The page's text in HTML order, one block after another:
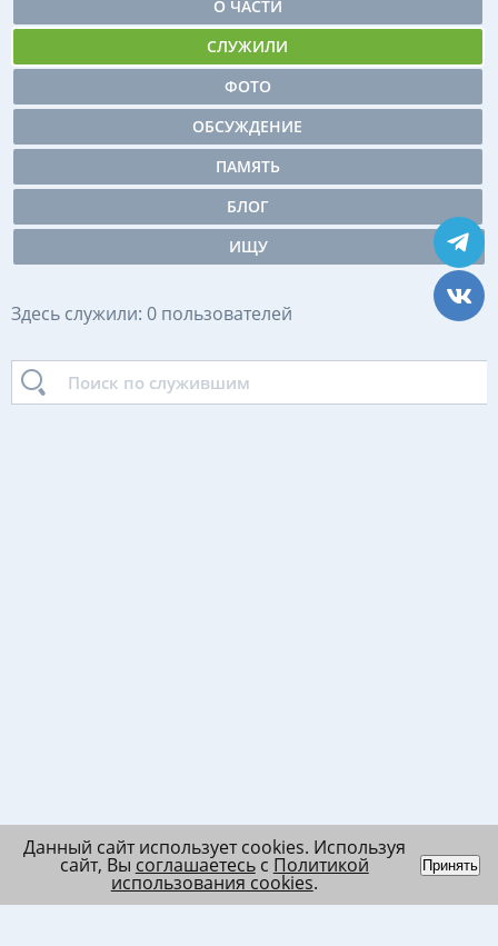
О ЧАСТИ
СЛУЖИЛИ
ФОТО
ОБСУЖДЕНИЕ
ПАМЯТЬ
БЛОГ
ИЩУ
Здесь служили: 0 пользователей
Данный сайт использует cookies. Используя
сайт, Вы соглашаетесьс Политикой
использования cookies.
Принять